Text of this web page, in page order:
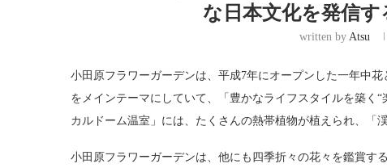
な日本文化を発信
written by Atsu
小田原フラワーガーデンは、平成7年にオープンした一年中
をメインテーマにしていて、「豊かなライフスタイルを築く
カルドーム温室」には、たくさんの熱帯植物が植えられ、「
小田原フラワーガーデンは、他にも四季折々の花々を鑑賞す